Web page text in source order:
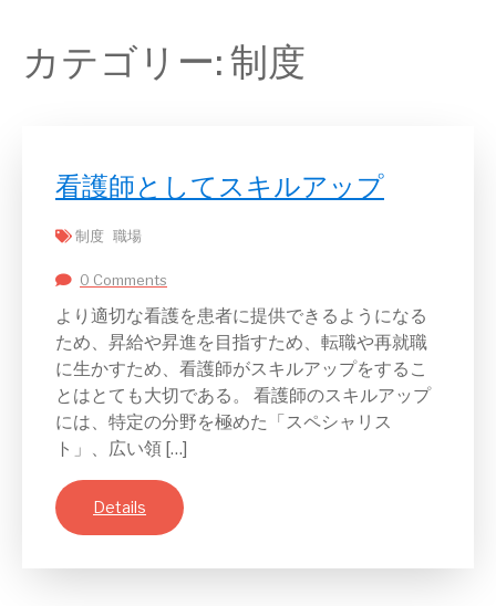
カテゴリー:制度
看護師としてスキルアップ
制度 職場
0 Comments
より適切な看護を患者に提供できるようになる
ため、昇給や昇進を目指すため、転職や再就職
に生かすため、看護師がスキルアップをするこ
とはとても大切である。 看護師のスキルアップ
には、特定の分野を極めた「スペシャリス
ト」、広い領 […]
Details